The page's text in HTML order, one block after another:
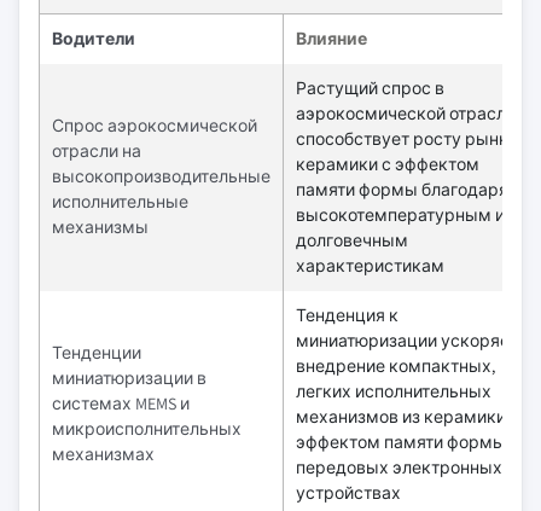
Водители Влияние
Спрос аэрокосмической
отрасли на
высокопроизводительные
исполнительные
механизмы
Растущий спрос в
аэрокосмической отрасли
способствует росту рынка
керамики с эффектом
памяти формы благодаря их
высокотемпературным и
долговечным
характеристикам
Тенденции
миниатюризации в
системах MEMS и
микроисполнительных
механизмах
Тенденция к
миниатюризации ускоряет
внедрение компактных,
легких исполнительных
механизмов из керамики с
эффектом памяти формы в
передовых электронных
устройствах